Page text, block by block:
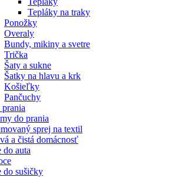
Tepláky na traky
Ponožky
Overaly
Bundy, mikiny a svetre
Trička
Šaty a sukne
Šatky na hlavu a krk
Košieľky
Pančuchy
do prania
sprej na textil
a čistá domácnosť
do auta
do sušičky